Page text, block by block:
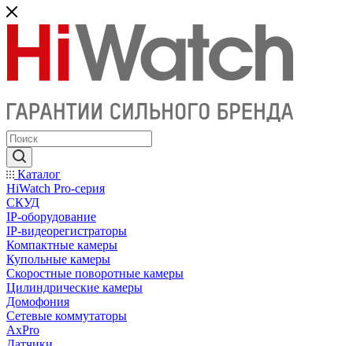
Каталог
HiWatch Pro-серия
CКУД
IP-оборудование
IP-видеорегистраторы
Компактные камеры
Купольные камеры
Скоростные поворотные камеры
Цилиндрические камеры
Домофония
Сетевые коммутаторы
AxPro